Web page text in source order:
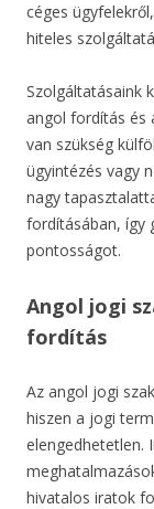
céges
hiteles
Szolgáltatásaink
angol fordítás és
van szükség
ügyintézés vagy
nagy
fordításában, így
pontosságot.
Angol jogi
fordítás
Az angol jogi
hiszen a jogi
elengedhetetlen.
hivatalos iratok